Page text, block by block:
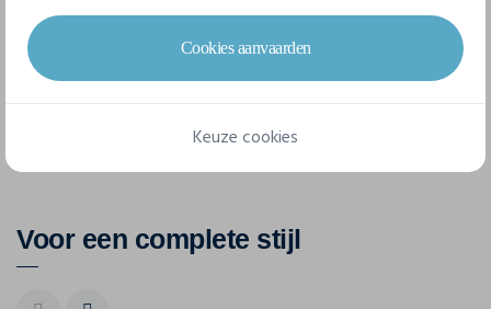
XS S M L XL XXL
3XL
Voor een complete stijl
Cookies aanvaarden
Keuze cookies